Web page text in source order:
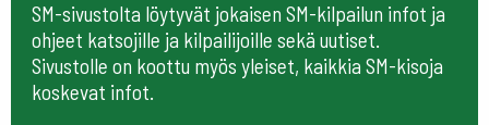
SM-sivustolta löytyvät jokaisen SM-kilpailun infot ja
ohjeet katsojille ja kilpailijoille sekä uutiset.
Sivustolle on koottu myös yleiset, kaikkia SM-kisoja
koskevat infot.